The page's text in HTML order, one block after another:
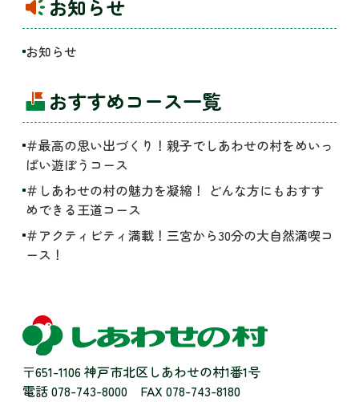
お知らせ
お知らせ
おすすめコース一覧
＃最高の思い出づくり！親子でしあわせの村をめいっ
ぱい遊ぼうコース
＃しあわせの村の魅力を凝縮！ どんな方にもおすす
めできる王道コース
＃アクティビティ満載！三宮から30分の大自然満喫コ
ース！
〒651-1106 神戸市北区しあわせの村1番1号
電話 078-743-8000
FAX 078-743-8180